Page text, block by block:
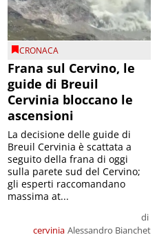
CRONACA
Frana sul Cervino, le
guide di Breuil
Cervinia bloccano le
ascensioni
cervinia
di
Alessandro Bianchet
La decisione delle guide di
Breuil Cervinia è scattata a
seguito della frana di oggi
sulla parete sud del Cervino;
gli esperti raccomandano
massima at...